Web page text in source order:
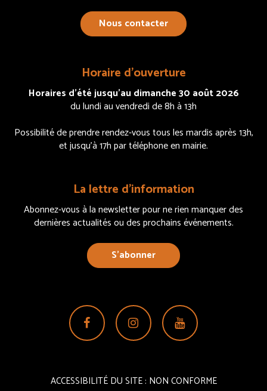
Nous contacter
Horaire d’ouverture
Horaires d’été jusqu’au dimanche 30 août 2026
du lundi au vendredi de 8h à 13h
Possibilité de prendre rendez-vous tous les mardis après 13h,
et jusqu’à 17h par téléphone en mairie.
La lettre d’information
Abonnez-vous à la newsletter pour ne rien manquer des
dernières actualités ou des prochains événements.
S’abonner
Lien
vers
compte
Lien
vers
compte
Lien
vers
chaîne
ACCESSIBILITÉ DU SITE : NON CONFORME